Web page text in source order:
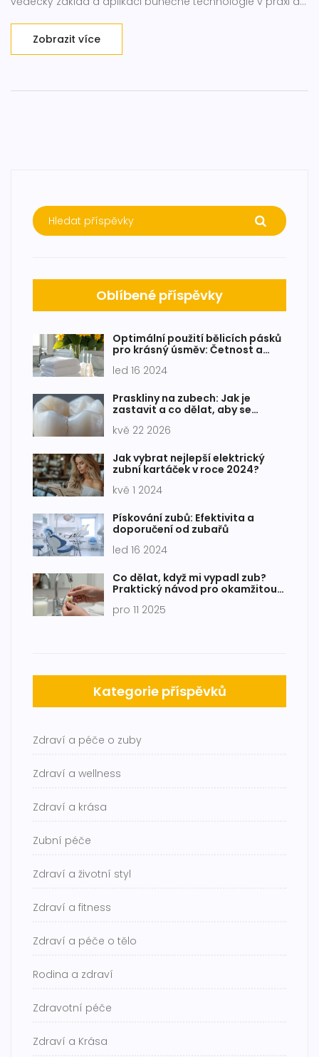
pacienty, tak pro celý odvětví zubní medicíny.
Zobrazit více
Oblíbené příspěvky
Optimální použití bělicích pásků
pro krásný úsměv: Četnost a
led 16 2024
Praskliny na zubech: Jak je
zastavit a co dělat, aby se
kvě 22 2026
Jak vybrat nejlepší elektrický
zubní kartáček v roce 2024?
kvě 1 2024
Pískování zubů: Efektivita a
doporučení od zubařů
led 16 2024
Co dělat, když mi vypadl zub?
Praktický návod pro okamžitou
pro 11 2025
Kategorie příspěvků
Zdraví a péče o zuby
Zdraví a wellness
Zdraví a krása
Zubní péče
Zdraví a životní styl
Zdraví a fitness
Zdraví a péče o tělo
Rodina a zdraví
Zdravotní péče
Zdraví a Krása